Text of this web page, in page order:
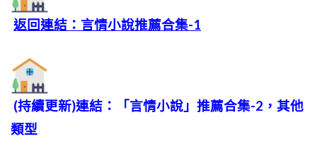
返回連結：言情小說推薦合集-1
(持續更新)連結：「言情小說」推薦合集-2，其他
類型